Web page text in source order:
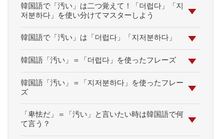
韓国語で「汚い」は二つ覚えて！「더럽다」「지
저분하다」を使い分けてマスターしよう
韓国語で「汚い」は「더럽다」「지저분하다」
韓国語「汚い」＝「더럽다」を使ったフレーズ
韓国語「汚い」＝「지저분하다」を使ったフレー
ズ
「卑怯だ」＝「汚い」と言いたい時は韓国語で何
て言う？